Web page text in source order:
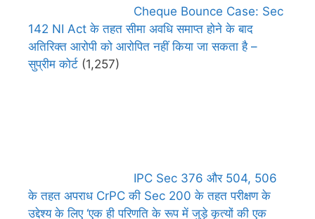
Cheque Bounce Case: Sec
142 NI Act के तहत सीमा अवधि समाप्त होने के बाद
अतिरिक्त आरोपी को आरोपित नहीं किया जा सकता है –
सुप्रीम कोर्ट (1,257)
IPC Sec 376 और 504, 506
के तहत अपराध CrPC की Sec 200 के तहत परीक्षण के
उद्देश्य के लिए ‘एक ही परिणति के रूप में जुड़े कृत्यों की एक